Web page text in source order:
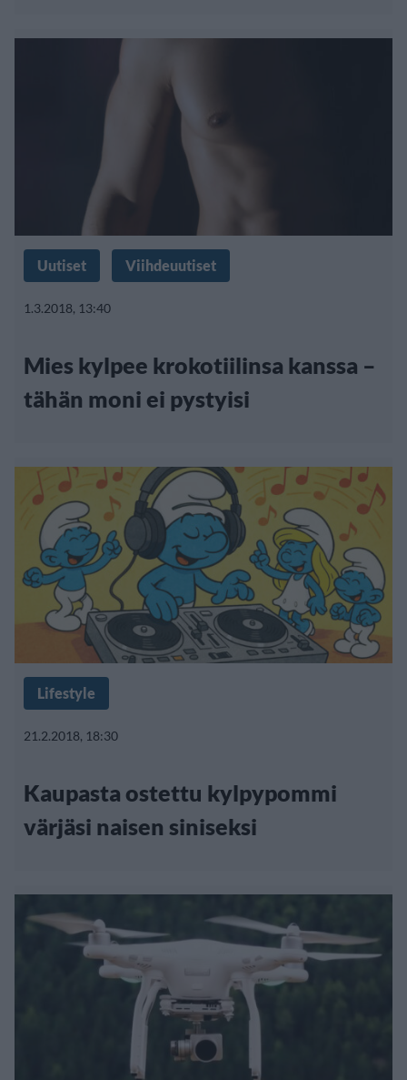
Uutiset Viihdeuutiset
1.3.2018, 13:40
Mies kylpee krokotiilinsa kanssa –
tähän moni ei pystyisi
Lifestyle
21.2.2018, 18:30
Kaupasta ostettu kylpypommi
värjäsi naisen siniseksi